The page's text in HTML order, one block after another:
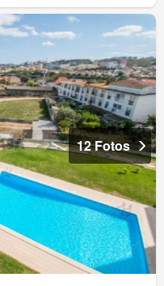
12 Fotos